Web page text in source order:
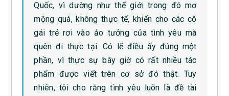
Quốc, vì dường như thế giới trong đó mơ
mộng quá, không thực tế, khiến cho các cô
gái trẻ rơi vào ảo tưởng của tình yêu mà
quên đi thực tại. Có lẽ điều ấy đúng một
phần, vì thực sự bây giờ có rất nhiều tác
phẩm được viết trên cơ sở đó thật. Tuy
nhiên, tôi cho rằng tình yêu luôn là đề tài